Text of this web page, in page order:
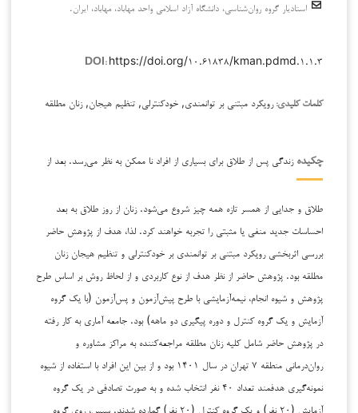
استادیار گروه روان‌شناسی، دانشگاه آزاد اسلامی واحد مهاباد، مهاباد، ایران.
DOI: https://doi.org/۱۰.۶۱۸۳۸/kman.pdmd.۱.۱.۳
کلمات کلیدی:رویکرد مبتنی بر توانمندی, خودکنترلی, تنظیم هیجان, زنان مطلقه
چکیده زندگی پس از طلاق برای بسیاری از افراد نا ممکن به نظر می‌رسد. بعد از
طلاق و جدایی از همسر تازه همه چیز شروع می‌شود. زنان از روز طلاق به بعد
احساسات جدید منفی یا مثبتی را تجربه خواهند کرد. لذا، هدف از پژوهش حاضر
بررسی اثربخشی رویکرد مبتنی بر توانمندی بر خودکنترلی و تنظیم هیجان زنان
مطلقه بود. پژوهش حاضر از نظر هدف از نوع کاربردی و از لحاظ روش بر اساس طرح
پژوهش و شیوه انجام، نیمه‌آزمایشی با طرح پیش‌آزمون و پس‌آزمون (با یک گروه
آزمایش و یک گروه کنترل و دوره پیگیری دو ماهه) بود. جامعه آماری به کار رفته
در پژوهش حاضر شامل کلیه زنان مطلقه مراجعه‌کننده به مراکز مشاوره و
روان‌درمانی منطقه ۷ تهران در سال ۱۴۰۱ بود و از بین این افراد با استفاده از شیوه
نمونه‌گیری هدفمند تعداد ۴۰ نفر انتخاب شده و به صورت تصادفی در یک گروه
آزمایش (۲۰ نفر) و یک گروه کنترل (۲۰ نفر) گمارده شدند. سپس، روی گروه